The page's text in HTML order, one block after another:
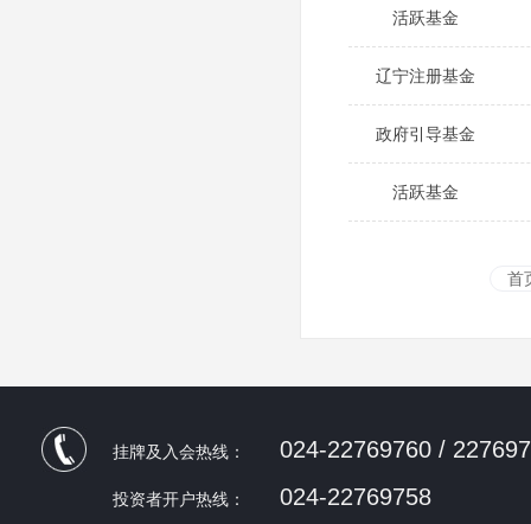
活跃基金
辽宁注册基金
政府引导基金
活跃基金
首
挂牌及入会热线： 024-22769760 /
投资者开户热线： 024-22769758